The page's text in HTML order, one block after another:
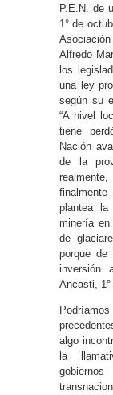
P.E.N. de
1° de
Alfredo
los
una ley
según su
“A nivel
tiene
Nación
de la
plantea
minería en
de
porque de
inversión
Ancasti, 1°
algo
la